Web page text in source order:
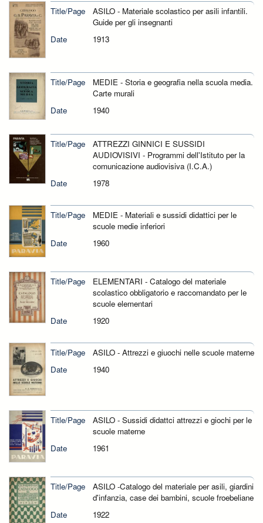
Title/Page
ASILO - Materiale scolastico per asili infantili.
Guide per gli insegnanti
Date
1913
Title/Page
MEDIE - Storia e geografia nella scuola media.
Carte murali
Date
1940
Title/Page
ATTREZZI GINNICI E SUSSIDI
AUDIOVISIVI - Programmi dell'Istituto per la
comunicazione audiovisiva (I.C.A.)
Date
1978
Title/Page
MEDIE - Materiali e sussidi didattici per le
scuole medie inferiori
Date
1960
Title/Page
ELEMENTARI - Catalogo del materiale
scolastico obbligatorio e raccomandato per le
scuole elementari
Date
1920
Title/Page
ASILO - Attrezzi e giuochi nelle scuole materne
Date
1940
Title/Page
ASILO - Sussidi didattci attrezzi e giochi per le
scuole materne
Date
1961
Title/Page
ASILO -Catalogo del materiale per asili, giardini
d'infanzia, case dei bambini, scuole froebeliane
Date
1922